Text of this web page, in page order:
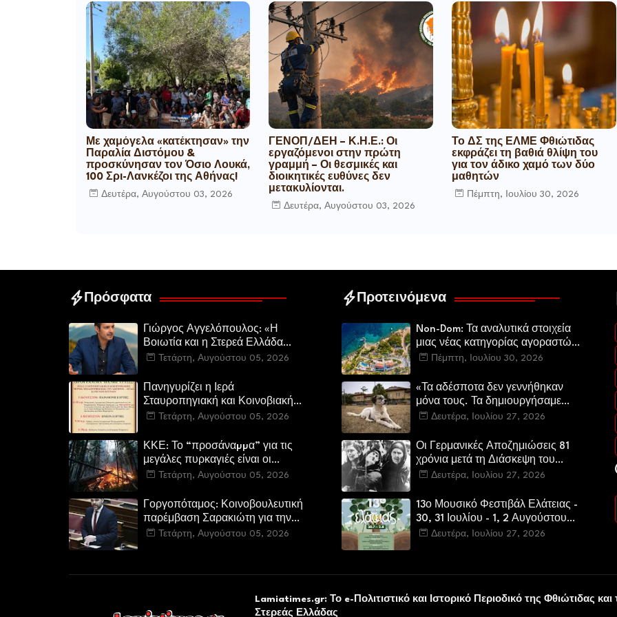
Με χαμόγελα «κατέκτησαν» την
Παραλία Διστόμου &
προσκύνησαν τον Όσιο Λουκά,
100 Σρι-Λανκέζοι της Αθήνας!
Δευτέρα, Αυγούστου 03, 2026
ΓΕΝΟΠ/ΔΕΗ – Κ.Η.Ε.: Οι
εργαζόμενοι στην πρώτη
γραμμή – Οι θεσμικές και
διοικητικές ευθύνες δεν
μετακυλίονται.
Δευτέρα, Αυγούστου 03, 2026
Το ΔΣ της ΕΛΜΕ Φθιώτιδας
εκφράζει τη βαθιά θλίψη του
για τον άδικο χαμό των δύο
μαθητών
Πέμπτη, Ιουλίου 30, 2026
Πρόσφατα
Γιώργος Αγγελόπουλος: «Η
Βοιωτία και η Στερεά Ελλάδα
καίγεται. Η Κυβέρνηση και η
αυτοθαυμάζονται.»
Τετάρτη, Αυγούστου 05, 2026
Πανηγυρίζει η Ιερά
Σταυροπηγιακή και Κοινοβιακή
Μονή Μεταμορφώσεως του
(Μονή Αγιάς ή Καρυάς)
Τετάρτη, Αυγούστου 05, 2026
ΚΚΕ: Το “προσάναµµα” για τις
μεγάλες πυρκαγιές είναι οι
τεράστιες ελλείψεις σε µέσα και
και τις δασικές υπηρεσίες
Τετάρτη, Αυγούστου 05, 2026
Γοργοπόταμος: Κοινοβουλευτική
παρέμβαση Σαρακιώτη για την
προστασία του εμβληματικού
Τετάρτη, Αυγούστου 05, 2026
Προτεινόμενα
Non-Dom: Τα αναλυτικά στοιχεία
μιας νέας κατηγορίας αγοραστών
στην ελληνική αγορά πολυτελών
Πέμπτη, Ιουλίου 30, 2026
«Τα αδέσποτα δεν γεννήθηκαν
μόνα τους. Τα δημιουργήσαμε
εμείς.»
Δευτέρα, Ιουλίου 27, 2026
Οι Γερμανικές Αποζημιώσεις 81
χρόνια μετά τη Διάσκεψη του
Πότσνταμ
Δευτέρα, Ιουλίου 27, 2026
13ο Μουσικό Φεστιβάλ Ελάτειας -
30, 31 Ιουλίου - 1, 2 Αυγούστου
2026Δευτέρα, Ιουλίου 27, 2026
Lamiatimes.gr: Το e-Πολιτιστικό και Ιστορικό Περιοδικό της Φθιώτιδας και
Στερεάς Ελλάδας